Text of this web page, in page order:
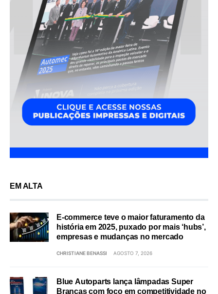
EM ALTA
E-commerce teve o maior faturamento da
história em 2025, puxado por mais ‘hubs’,
empresas e mudanças no mercado
CHRISTIANE BENASSI AGOSTO 7, 2026
Blue Autoparts lança lâmpadas Super
Brancas com foco em competitividade no